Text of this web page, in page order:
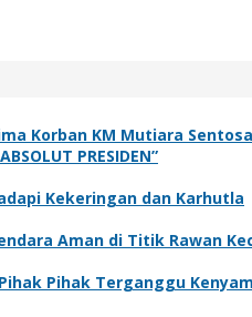
Korban KM Mutiara
PRESIDEN”
Kekeringan dan Karhutla
Aman di Titik Rawan
Pihak Terganggu